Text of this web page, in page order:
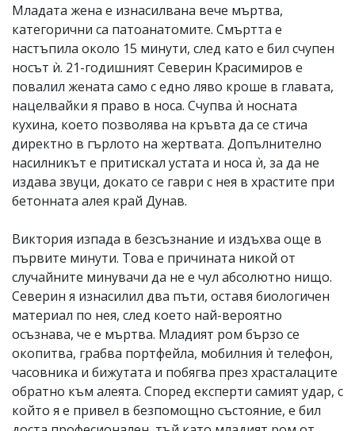
Младата жена е изнасилвана вече мъртва,
категорични са патоанатомите. Смъртта е
настъпила около 15 минути, след като е бил счупен
носът ѝ. 21-годишният Северин Красимиров е
повалил жената само с едно ляво кроше в главата,
нацелвайки я право в носа. Счупва ѝ носната
кухина, което позволява на кръвта да се стича
директно в гърлото на жертвата. Допълнително
насилникът е притискал устата и носа ѝ, за да не
издава звуци, докато се гаври с нея в храстите при
бетонната алея край Дунав.
Виктория изпада в безсъзнание и издъхва още в
първите минути. Това е причината никой от
случайните минувачи да не е чул абсолютно нищо.
Северин я изнасилил два пъти, оставя биологичен
материал по нея, след което най-вероятно
осъзнава, че е мъртва. Младият ром бързо се
окопитва, грабва портфейла, мобилния ѝ телефон,
часовника и бижутата и побягва през храсталаците
обратно към алеята. Според експерти самият удар, с
който я е привел в безпомощно състояние, е бил